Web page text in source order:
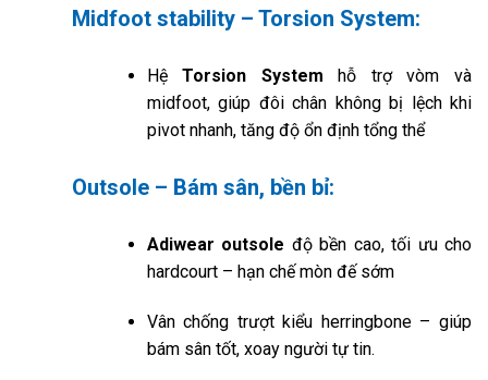
Midfoot stability – Torsion System:
HệTorsion System hỗ trợ vòm và
midfoot, giúp đôi chân không bị lệch khi
pivot nhanh, tăng độ ổn định tổng thể
Outsole – Bám sân, bền bỉ:
Adiwear outsole độ bền cao, tối ưu cho
hardcourt – hạn chế mòn đế sớm
Vân chống trượt kiểu herringbone – giúp
bám sân tốt, xoay người tự tin.